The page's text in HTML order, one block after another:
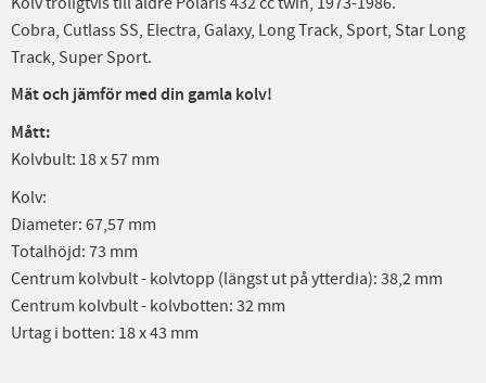
Cobra, Cutlass SS, Electra, Galaxy, Long Track, Sport, Star Long
Track, Super Sport.
Mät och jämför med din gamla kolv!
Mått:
Kolvbult: 18 x 57 mm
Kolv:
Diameter: 67,57 mm
Totalhöjd: 73 mm
Centrum kolvbult - kolvtopp (längst ut på ytterdia): 38,2 mm
Centrum kolvbult - kolvbotten: 32 mm
Urtag i botten: 18 x 43 mm